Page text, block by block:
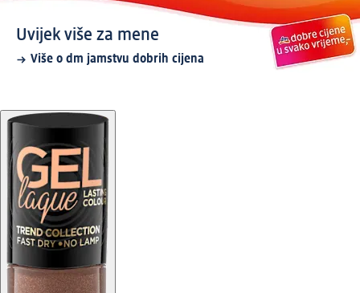
Uvijek više za mene
Više o dm jamstvu dobrih cijena